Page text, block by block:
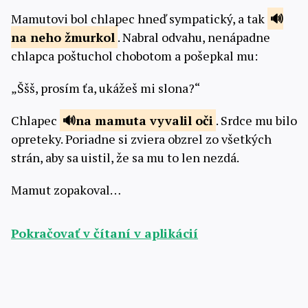
Mamutovi bol chlapec hneď sympatický, a tak
na neho žmurkol . Nabral odvahu, nenápadne
chlapca poštuchol chobotom a pošepkal mu:
„Ššš, prosím ťa, ukážeš mi slona?“
Chlapec
na mamuta vyvalil oči . Srdce mu bilo
opreteky. Poriadne si zviera obzrel zo všetkých
strán, aby sa uistil, že sa mu to len nezdá.
Mamut zopakoval…
Pokračovať v čítaní v aplikácií